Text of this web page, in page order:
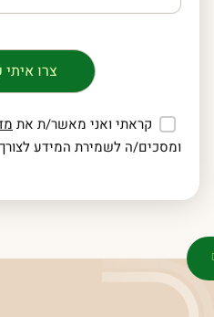
קראתי ואני מאשר/ת את
ומסכים/ה לשמירת המידע לצורך